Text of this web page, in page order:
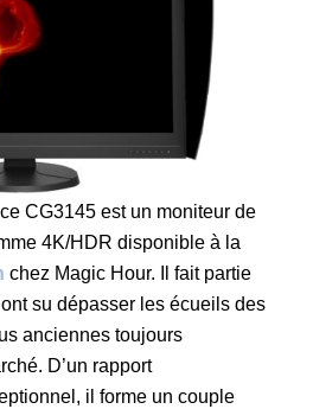
CG3145 est un moniteur de
4K/HDR disponible à la
chez Magic Hour. Il fait partie
su dépasser les écueils des
anciennes toujours
D’un rapport
il forme un couple